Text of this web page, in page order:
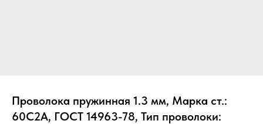
Проволока пружинная 1.3 мм, Марка ст.:
60С2А, ГОСТ 14963-78, Тип проволоки: